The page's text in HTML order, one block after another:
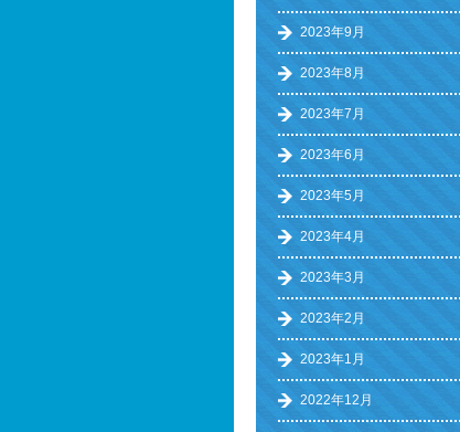
2023年9月
2023年8月
2023年7月
2023年6月
2023年5月
2023年4月
2023年3月
2023年2月
2023年1月
2022年12月